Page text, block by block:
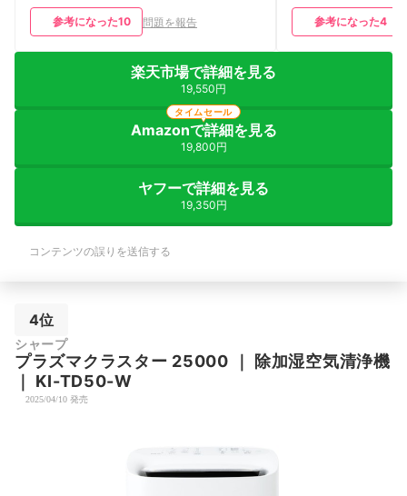
参考になった10 問題を報告 参考になった4
楽天市場で詳細を見る
19,550円
Amazonで詳細を見る
19,800円
タイムセール
ヤフーで詳細を見る
19,350円
コンテンツの誤りを送信する
4位
シャープ
プラズマクラスター 25000
除加湿空気清浄機
KI-TD50-W
2025/04/10 発売